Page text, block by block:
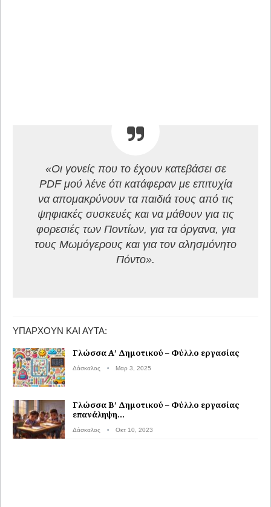
«Οι γονείς που το έχουν κατεβάσει σε
PDF μού λένε ότι κατάφεραν με επιτυχία
να απομακρύνουν τα παιδιά τους από τις
ψηφιακές συσκευές και να μάθουν για τις
φορεσιές των Ποντίων, για τα όργανα, για
τους Μωμόγερους και για τον αλησμόνητο
Πόντο».
ΥΠΆΡΧΟΥΝ ΚΑΙ ΑΥΤΆ:
Γλώσσα Α’ Δημοτικού – Φύλλο εργασίας
Δάσκαλος Μαρ 3, 2025
Γλώσσα B’ Δημοτικού – Φύλλο εργασίας
επανάληψη…
Δάσκαλος Οκτ 10, 2023